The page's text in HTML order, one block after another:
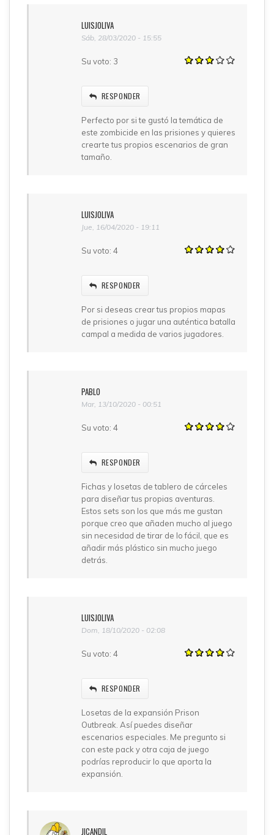
LUISJOLIVA
Sáb, 28/03/2020 - 15:55
Su voto: 3
RESPONDER
Perfecto por si te gustó la temática de
este zombicide en las prisiones y quieres
crearte tus propios escenarios de gran
tamaño.
LUISJOLIVA
Jue, 16/04/2020 - 19:11
Su voto: 4
RESPONDER
Por si deseas crear tus propios mapas
de prisiones o jugar una auténtica batalla
campal a medida de varios jugadores.
PABLO
Mar, 13/10/2020 - 00:51
Su voto: 4
RESPONDER
Fichas y losetas de tablero de cárceles
para diseñar tus propias aventuras.
Estos sets son los que más me gustan
porque creo que añaden mucho al juego
sin necesidad de tirar de lo fácil, que es
añadir más plástico sin mucho juego
detrás.
LUISJOLIVA
Dom, 18/10/2020 - 02:08
Su voto: 4
RESPONDER
Losetas de la expansión Prison
Outbreak. Así puedes diseñar
escenarios especiales. Me pregunto si
con este pack y otra caja de juego
podrías reproducir lo que aporta la
expansión.
JICANDIL